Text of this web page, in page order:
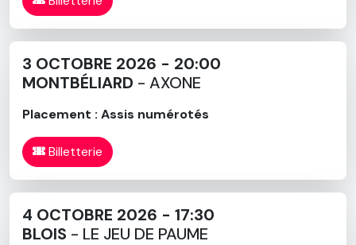
3 OCTOBRE 2026 - 20:00
MONTBÉLIARD - AXONE
Placement : Assis numérotés
Billetterie
4 OCTOBRE 2026 - 17:30
BLOIS - LE JEU DE PAUME